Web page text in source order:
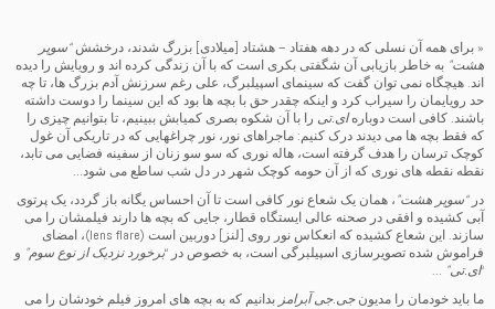
« برای همه آن نسلی که در دهه هفتاد – هشتاد [میلادی] بزرگ شدند، درخشش“سوپر
هشت” به خاطر بازیابی آن شگفتی بکری است که با آن زندگی کرده اند و رویایش را دیده
اند. هیچگاه نمی توان گفت که سینمای اسپیلبرگ، علی رغم سرزنش آدم بزرگ ها، تا چه
حد رویایمان را سیراب کرد و اینکه چقدر حق با بچه ها بود که این سینما را دوست داشته
باشند. کافی است دوبارهای.تی را با آن شکوه بصری کمیابش ببینیم، تا بتوانیم چیزی را
که فقط بچه ها می دیدند درک کنیم: ماجراهای نور، نور چراغهایی که در تاریکی آن غول
کوچک ترسان را هدف گرفته است، هاله نوری که سو سو زنان از سفینه فضایی می تابد،
نقطه نقطه های نوری که از آن حومه کوچک شهر در دل شب ساطع می شود…
در“سوپر هشت”، همان یک شعاع نور کافی است تا آن احساس یگانه باز گردد، یک پرتوی
آبی کشیده و افقی در صحنه عالی ایستگاه قطار، جایی که بچه ها دارند فیلمشان را می
سازند. این شعاع کشیده که انعکاس نور روی [لنز] دوربین است (lens flare)، امضای
فراموش شده تصویرسازی اسپیلبرگی است، به خصوص در “برخورد نزدیک از نوع سوم” و
“ای.تی” …
ما باید خودمان را مدیونجی.جی آبرامز بدانیم که به بچه های امروز فیلم خودشان را می